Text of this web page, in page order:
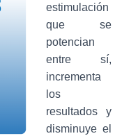
estimulación
que se
potencian
entre sí,
incrementa
los
resultados y
disminuye el